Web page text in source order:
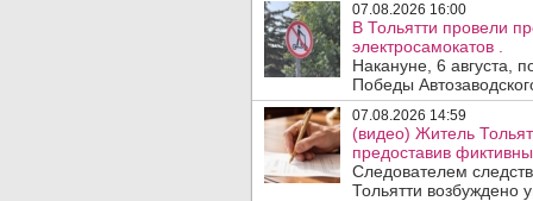
07.08.2026 16:00
В Тольятти провели
электросамокатов .
Накануне, 6 августа,
Победы
07.08.2026 14:59
(видео) Житель
предоставив
Следователем
Тольятти возбуждено